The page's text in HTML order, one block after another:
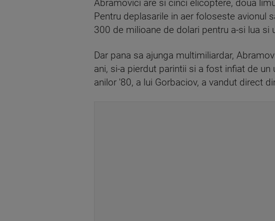
Abramovici are si cinci elicoptere, doua
Pentru deplasarile in aer foloseste avionul
300 de milioane de dolari pentru a-si lua si
Dar pana sa ajunga multimiliardar,
ani, si-a pierdut parintii si a fost infiat de
anilor '80, a lui Gorbaciov, a vandut direct